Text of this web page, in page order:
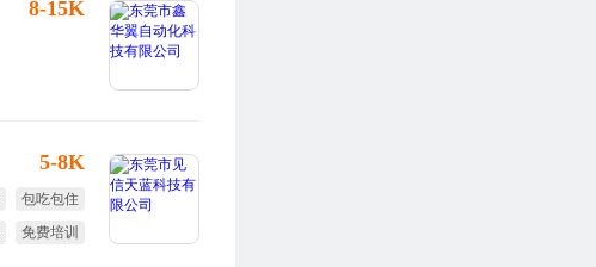
8-15K
5-8K
包吃包住
免费培训